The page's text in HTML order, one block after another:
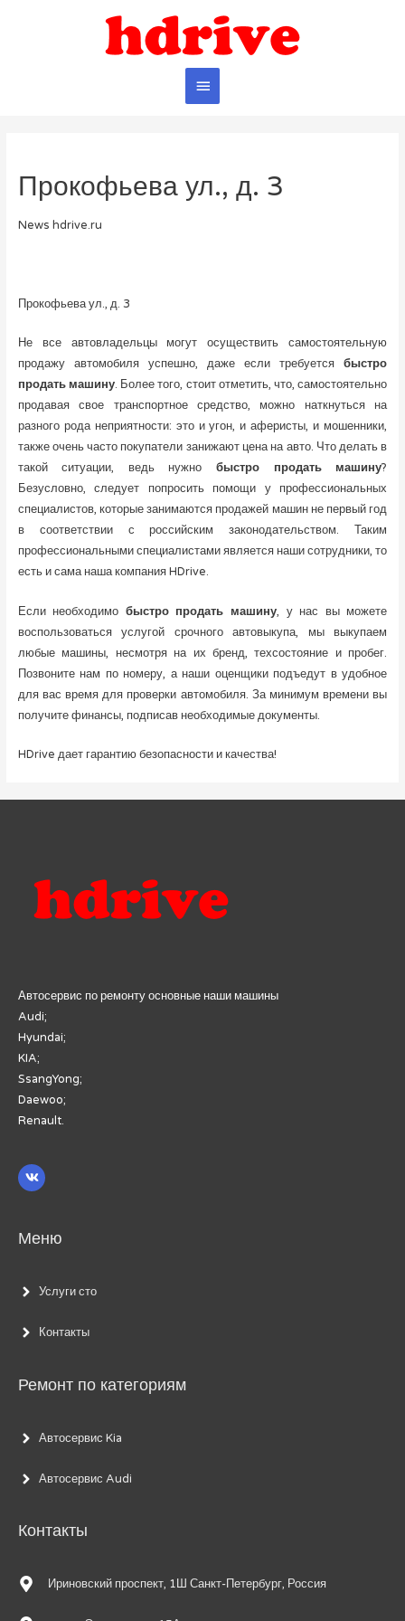
Главное
Прокофьева ул., д. 3
News hdrive.ru
Прокофьева ул., д. 3
Не все автовладельцы могут осуществить самостоятельную
продажу автомобиля успешно, даже если требуетсябыстро
продать машину. Более того, стоит отметить, что, самостоятельно
продавая свое транспортное средство, можно наткнуться на
разного рода неприятности: это и угон, и аферисты, и мошенники,
также очень часто покупатели занижают цена на авто. Что делать в
такой ситуации, ведь нужнобыстро продать машину?
Безусловно, следует попросить помощи у профессиональных
специалистов, которые занимаются продажей машин не первый год
в соответствии с российским законодательством. Таким
профессиональными специалистами является наши сотрудники, то
есть и сама наша компания HDrive.
Если необходимо быстро продать машину, у нас вы можете
воспользоваться услугой срочного автовыкупа, мы выкупаем
любые машины, несмотря на их бренд, техсостояние и пробег.
Позвоните нам по номеру, а наши оценщики подъедут в удобное
для вас время для проверки автомобиля. За минимум времени вы
получите финансы, подписав необходимые документы.
HDrive дает гарантию безопасности и качества!
Автосервис по ремонту основные наши машины
Audi;
Hyundai;
KIA;
SsangYong;
Daewoo;
Renault.
Меню
Услуги сто
Контакты
Ремонт по категориям
Автосервис Kia
Автосервис Audi
Контакты
Ириновский проспект, 1Ш Санкт-Петербург, Россия